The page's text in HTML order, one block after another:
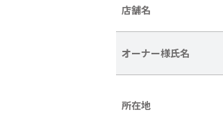
店舗名
オーナー様氏名
所在地